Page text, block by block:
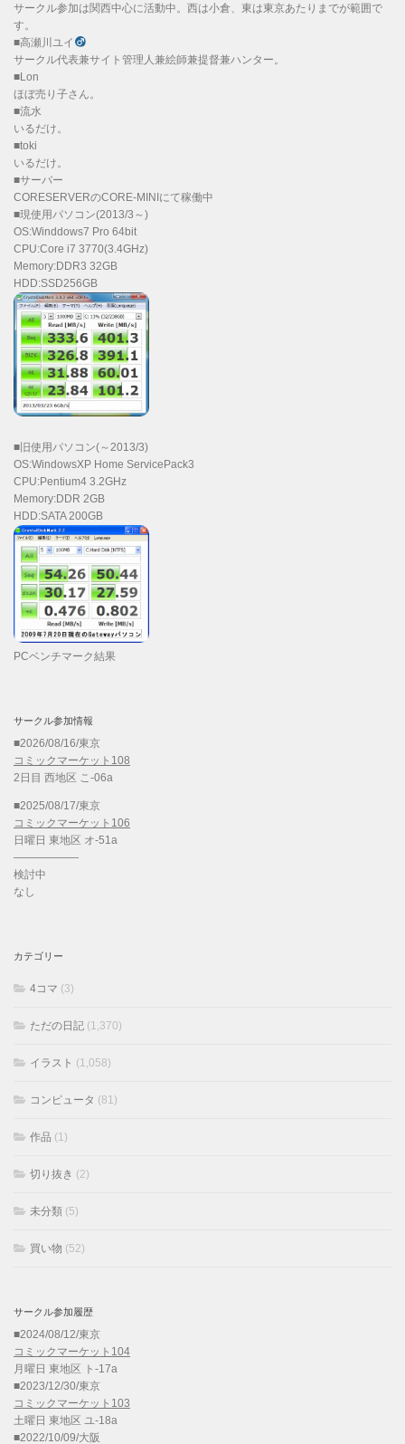
サークル参加は関西中心に活動中。西は小倉、東は東京あたりまでが範囲で
す。
■高瀬川ユイ
サークル代表兼サイト管理人兼絵師兼提督兼ハンター。
■Lon
ほぼ売り子さん。
■流水
いるだけ。
■toki
いるだけ。
■サーバー
CORESERVERのCORE-MINIにて稼働中
■現使用パソコン(2013/3～)
OS:Winddows7 Pro 64bit
CPU:Core i7 3770(3.4GHz)
Memory:DDR3 32GB
HDD:SSD256GB
■旧使用パソコン(～2013/3)
OS:WindowsXP Home ServicePack3
CPU:Pentium4 3.2GHz
Memory:DDR 2GB
HDD:SATA 200GB
PCベンチマーク結果
サークル参加情報
■2026/08/16/東京
コミックマーケット108
2日目 西地区 こ-06a
■2025/08/17/東京
コミックマーケット106
日曜日 東地区 オ-51a
——————
検討中
なし
カテゴリー
4コマ (3)
ただの日記 (1,370)
イラスト (1,058)
コンピュータ (81)
作品 (1)
切り抜き (2)
未分類 (5)
買い物 (52)
サークル参加履歴
■2024/08/12/東京
コミックマーケット104
月曜日 東地区 ト-17a
■2023/12/30/東京
コミックマーケット103
土曜日 東地区 ユ-18a
■2022/10/09/大阪